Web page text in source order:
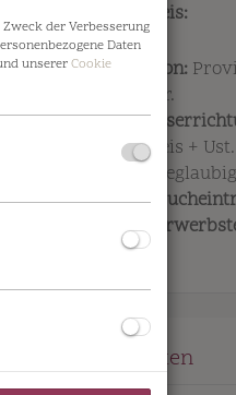
Kaufpreis:
Provision:
Abgeber.
Kaufpreis +
sowie
Eckdaten
der Verbesserung
Daten
unsererCookie